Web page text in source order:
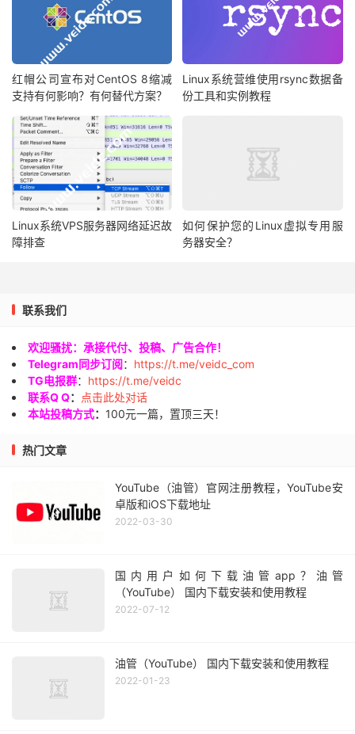
红帽公司宣布对CentOS 8缩减
支持有何影响？有何替代方案？
Linux系统营维使用rsync数据备
份工具和实例教程
Linux系统VPS服务器网络延迟故
障排查
如何保护您的Linux虚拟专用服
务器安全？
联系我们
欢迎骚扰：承接代付、投稿、广告合作！
Telegram同步订阅： https://t.me/veidc_com
TG电报群： https://t.me/veidc
联系Q Q：
点击此处对话
本站投稿方式： 100元一篇，置顶三天！
热门文章
YouTube（油管）官网注册教程，YouTube安
卓版和iOS下载地址
2022-03-30
国内用户如何下载油管app？油管
（YouTube） 国内下载安装和使用教程
2022-07-12
油管（YouTube） 国内下载安装和使用教程
2022-01-23